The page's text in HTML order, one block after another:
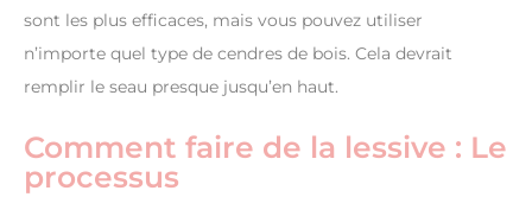
sont les plus efficaces, mais vous pouvez utiliser
n’importe quel type de cendres de bois. Cela devrait
remplir le seau presque jusqu’en haut.
Comment faire de la lessive : Le
processus